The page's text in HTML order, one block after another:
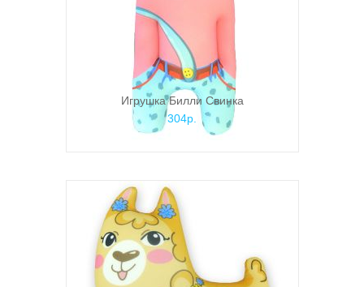
Игрушка Билли Свинка
304р.